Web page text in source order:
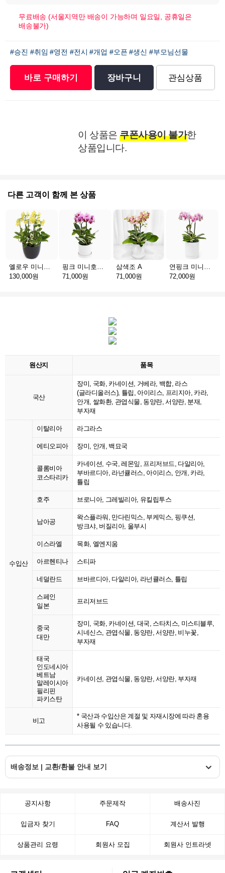
무료배송 (서울지역만 배송이 가능하며 일요일, 공휴일은
배송불가)
#승진 #취임 #영전 #전시 #개업 #오픈 #생신 #부모님선물
바로 구매하기 장바구니 관심상품
이 상품은 쿠폰사용이 불가한
상품입니다.
다른 고객이 함께 본 상품
옐로우 미니호접 C
130,000원
핑크 미니호접 A
71,000원
삼색조 A
71,000원
연핑크 미니호접 A
72,000원
원산지 품목
국산
장미, 국화, 카네이션, 거베라, 백합, 라스
(글라디올러스), 튤립, 아이리스, 프리지아, 카라,
안개, 쌀화환, 관엽식물, 동양란, 서양란, 분재,
부자재
수입산
이탈리아 라그라스
에티오피아 장미, 안개, 백묘국
콜롬비아
코스타리카
카네이션, 수국, 레몬잎, 프리저브드, 다알리아,
부바르디아, 라넌큘러스, 아이리스, 안개, 카라,
튤립
호주 브로니아, 그레빌리아, 유킬립투스
남아공
왁스플라워, 만다린믹스, 부케믹스, 핑쿠션,
방크샤, 버질리아, 울부시
이스라엘 목화, 엘엔지움
아르헨티나 스티파
네덜란드 브바르디아, 다알리아, 라넌큘러스, 튤립
스페인
일본
프리저브드
중국
대만
장미, 국화, 카네이션, 대국, 스타치스, 미스티블루,
시네신스, 관엽식물, 동양란, 서양란, 비누꽃,
부자재
태국
인도네시아
베트남
말레이시아
필리핀
파키스탄
카네이션, 관엽식물, 동양란, 서양란, 부자재
비고
* 국산과 수입산은 계절 및 자재시장에 따라 혼용
사용될 수 있습니다.
배송정보 | 교환/환불 안내 보기
공지사항 주문제작 배송사진
입금자 찾기 FAQ 계산서 발행
상품관리 요령 회원사 모집 회원사 인트라넷